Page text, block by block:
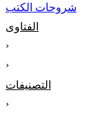
شروحات الكتب
الفتاوى
‹
‹
التصنيفات
‹